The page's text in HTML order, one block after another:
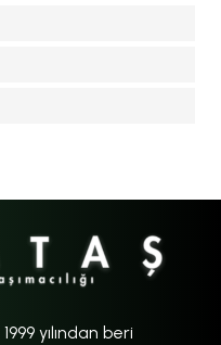
1999 yılından beri